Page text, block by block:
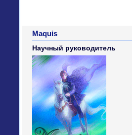
Maquis
Научный руководитель